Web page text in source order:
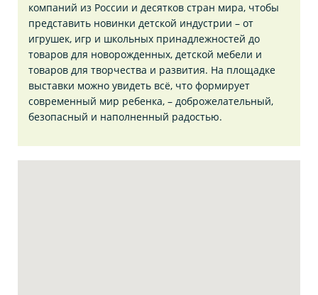
компаний из России и десятков стран мира, чтобы
представить новинки детской индустрии – от
игрушек, игр и школьных принадлежностей до
товаров для новорожденных, детской мебели и
товаров для творчества и развития. На площадке
выставки можно увидеть всё, что формирует
современный мир ребенка, – доброжелательный,
безопасный и наполненный радостью.